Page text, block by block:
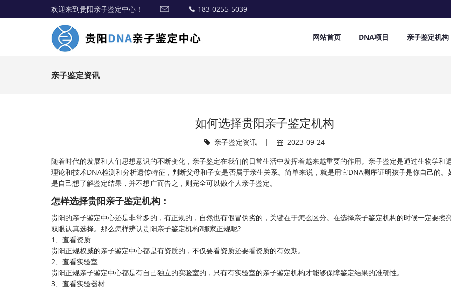
欢迎来到贵阳亲子鉴定中心！ 183-0255-5039
网站首页 DNA项目 亲子鉴定机构
亲子鉴定资讯
如何选择贵阳亲子鉴定机构
亲子鉴定资讯 | 2023-09-24
随着时代的发展和人们思想意识的不断变化，亲子鉴定在我们的日常生活中发挥着越来越重要的作用。 亲子鉴定是通过生物学和
理论和技术DNA检测和分析遗传特征，判断父母和子女是否属于亲生关系。简单来说，就是用它DNA测序证明孩子是你自己的。
是自己想了解鉴定结果，并不想广而告之，则完全可以做个人亲子鉴定。
怎样选择贵阳亲子鉴定机构：
贵阳的亲子鉴定中心还是非常多的，有正规的，自然也有假冒伪劣的，关键在于怎么区分。在选择亲子鉴定机构的时候一定要擦
双眼认真选择。那么怎样辨认贵阳亲子鉴定机构?哪家正规呢?
1、查看资质
贵阳正规权威的亲子鉴定中心都是有资质的，不仅要看资质还要看资质的有效期。
2、查看实验室
贵阳正规亲子鉴定中心都是有自己独立的实验室的，只有有实验室的亲子鉴定机构才能够保障鉴定结果的准确性。
3、查看实验器材